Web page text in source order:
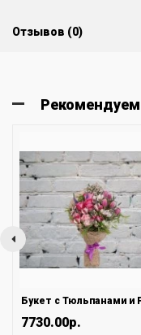
Отзывов (0)
7730.00р.